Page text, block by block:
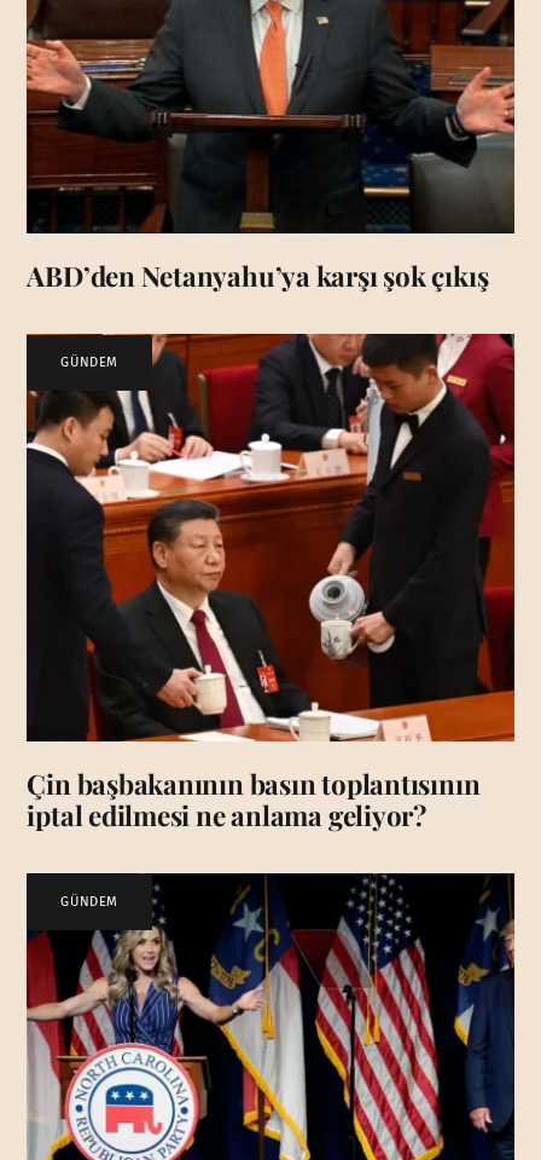
ABD’den Netanyahu’ya karşı şok çıkış
GÜNDEM
Çin başbakanının basın toplantısının
iptal edilmesi ne anlama geliyor?
GÜNDEM